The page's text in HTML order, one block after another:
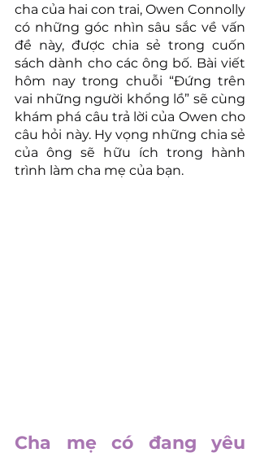
cha của hai con trai, Owen Connolly
có những góc nhìn sâu sắc về vấn
đề này, được chia sẻ trong cuốn
sách dành cho các ông bố. Bài viết
hôm nay trong chuỗi “Đứng trên
vai những người khổng lồ” sẽ cùng
khám phá câu trả lời của Owen cho
câu hỏi này. Hy vọng những chia sẻ
của ông sẽ hữu ích trong hành
trình làm cha mẹ của bạn.
Cha mẹ có đang yêu